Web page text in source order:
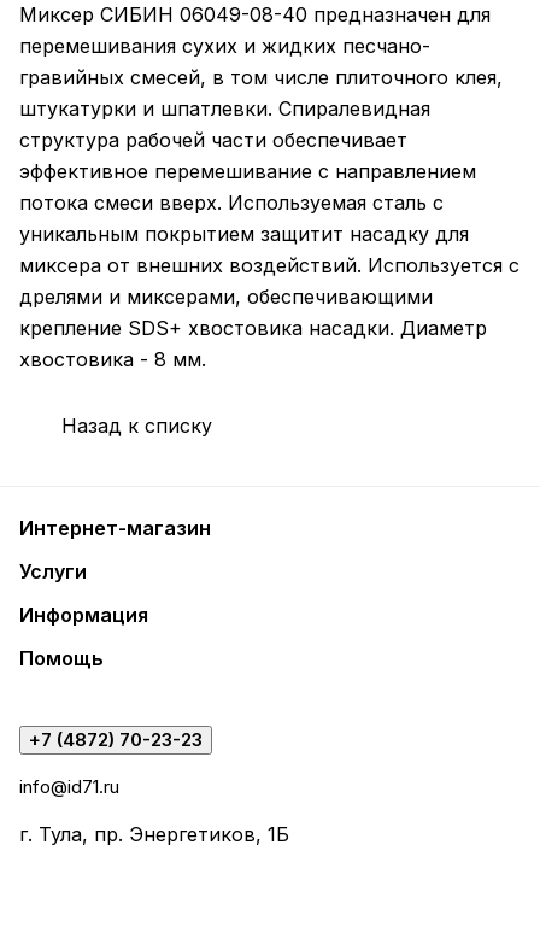
Миксер СИБИН 06049-08-40 предназначен для
перемешивания сухих и жидких песчано-
гравийных смесей, в том числе плиточного клея,
штукатурки и шпатлевки. Спиралевидная
структура рабочей части обеспечивает
эффективное перемешивание с направлением
потока смеси вверх. Используемая сталь с
уникальным покрытием защитит насадку для
миксера от внешних воздействий. Используется с
дрелями и миксерами, обеспечивающими
крепление SDS+ хвостовика насадки. Диаметр
хвостовика - 8 мм.
Назад к списку
Интернет-магазин
Услуги
Информация
Помощь
+7 (4872) 70-23-23
info@id71.ru
г. Тула, пр. Энергетиков, 1Б